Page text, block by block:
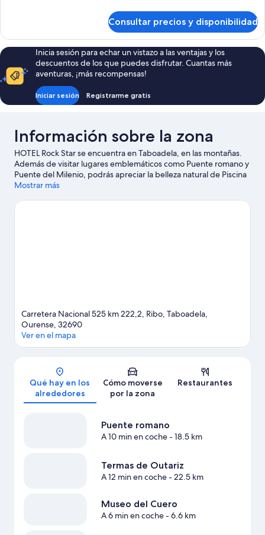
cuádruple
familiar,
1
habitación
Consultar precios y disponibilidad
Inicia sesión para echar un vistazo a las ventajas y los
descuentos de los que puedes disfrutar. Cuantas más
aventuras, ¡más recompensas!
Iniciar sesión Registrarme gratis
Información sobre la zona
HOTEL Rock Star se encuentra en Taboadela, en las montañas.
Además de visitar lugares emblemáticos como Puente romano y
Puente del Milenio, podrás apreciar la belleza natural de Piscina
termal As Burgas o Termas de Ourense. También merece la
Ver guía de viaje de Taboadela
Mostrar más
Carretera Nacional 525 km 222,2, Ribo, Taboadela,
Ourense, 32690
Ver en el mapa
Qué hay en los
alrededores
Cómo moverse
por la zona
Restaurantes
Puente romano
A 10 min en coche- 18.5 km
Termas de Outariz
A 12 min en coche- 22.5 km
Museo del Cuero
A 6 min en coche- 6.6 km